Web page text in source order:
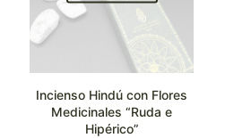
Incienso Hindú con Flores
Medicinales “Ruda e
Hipérico”